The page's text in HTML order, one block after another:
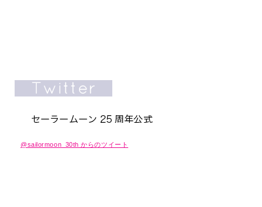
@sailormoon_30th からのツイート